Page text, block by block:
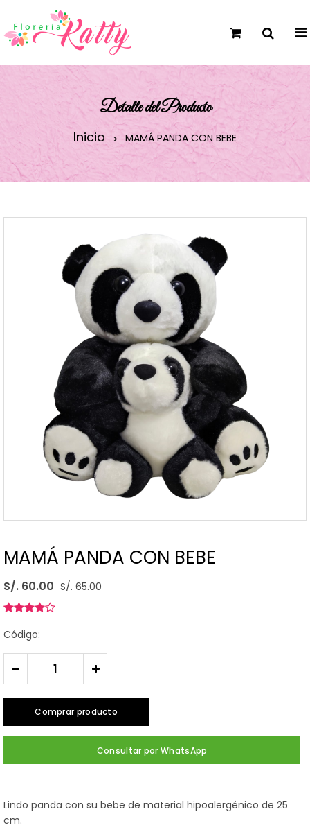
Detalle del Producto
Inicio MAMÁ PANDA CON BEBE
MAMÁ PANDA CON BEBE
S/. 60.00 S/. 65.00
Código:
- +
Comprar producto
Consultar por WhatsApp
Lindo panda con su bebe de material hipoalergénico de 25
cm.